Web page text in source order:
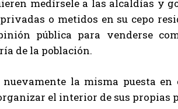
medírsele a las alcaldías y
o metidos en su cepo
pública para venderse
de la población.
la misma puesta
el interior de sus propias